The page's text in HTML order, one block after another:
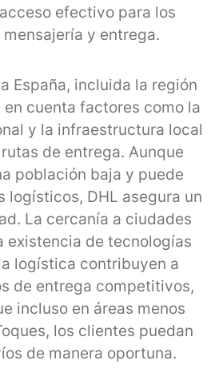
efectivo para los
y entrega.
España, incluida la región
cuenta factores como la
y la infraestructura local
de entrega. Aunque
población baja y puede
logísticos, DHL asegura un
La cercanía a ciudades
existencia de tecnologías
logística contribuyen a
de entrega competitivos,
incluso en áreas menos
los clientes puedan
de manera oportuna.